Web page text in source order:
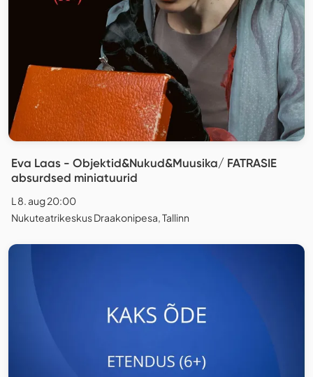
Eva Laas - Objektid&Nukud&Muusika/ FATRASIE
absurdsed miniatuurid
L 8. aug 20:00
Nukuteatrikeskus Draakonipesa, Tallinn